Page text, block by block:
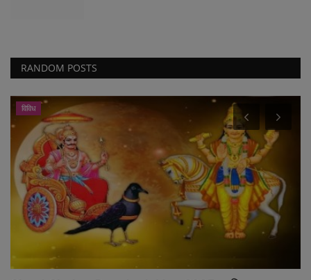
RANDOM POSTS
विविध